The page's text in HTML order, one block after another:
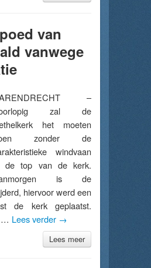
van
vanwege
–
zal de
het moeten
zonder de
windvaan
de top van de kerk.
is de
hiervoor werd een
de kerk geplaatst.
… Lees verder →
Lees meer